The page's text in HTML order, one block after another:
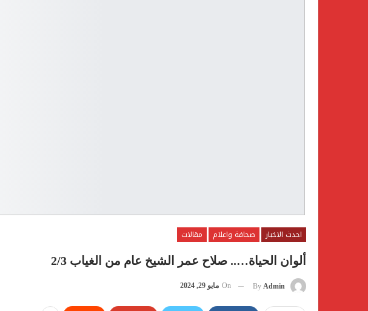
احدث الاخبار صحافة واعلام
مقالات
ألوان الحياة….. صلاح عمر الشيخ عام من الغياب 2/3
By Admin
On مايو 29, 2024